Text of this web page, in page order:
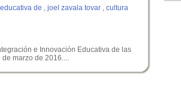
de , joel zavala tovar , cultura
e Innovación Educativa de las
marzo de 2016....